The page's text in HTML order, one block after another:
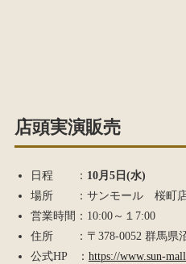
店頭実演販売
日程 ： 10月5日(水)
場所 ：サンモール 桜町
営業時間：10:00～１7:00
住所 ：〒378-0052 群馬県
公式HP ： https://www.sun-